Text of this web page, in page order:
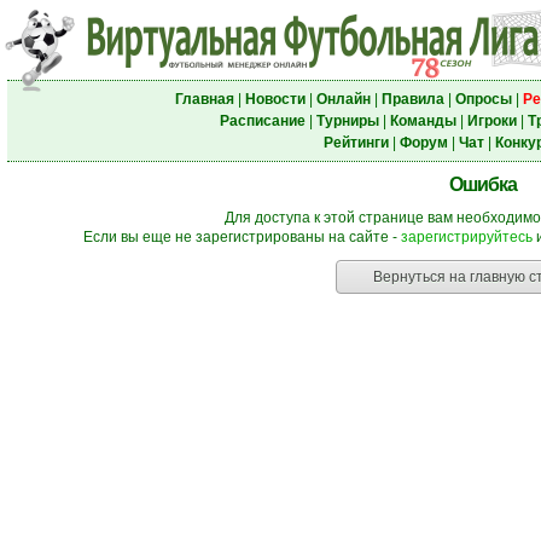
Главная| Новости| Онлайн| Правила| Опросы|
Расписание| Турниры| Команды| Игроки|
Рейтинги| Форум Чат|
Ошибка
Для доступа к этой странице вам
Если вы еще не зарегистрированы на сайте - зарегистрируйтесь
Вернуться на главную